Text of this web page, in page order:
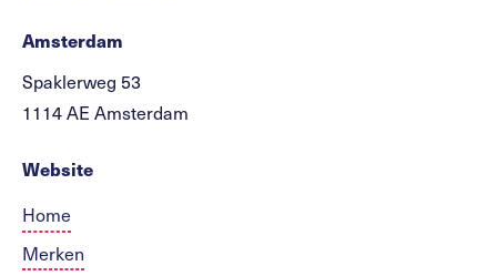
Amsterdam
Spaklerweg 53
1114 AE Amsterdam
Website
Home
Merken